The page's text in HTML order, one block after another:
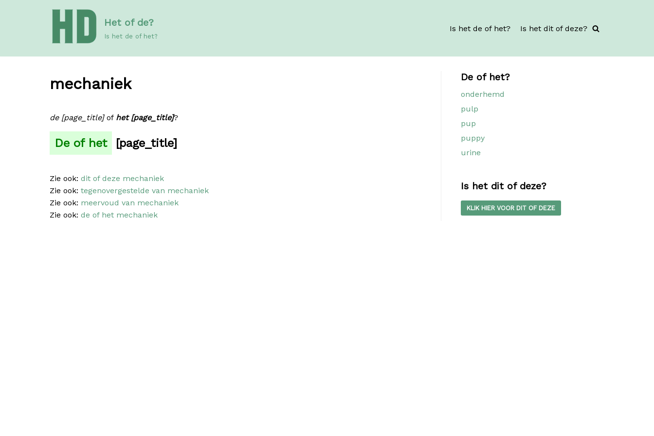
Het of de?
Is het de of het?
Is het de of het? Is het dit of deze?
mechaniek
de [page_title]of het [page_title]?
De of het [page_title]
Zie ook: dit of deze mechaniek
Zie ook: tegenovergestelde van mechaniek
Zie ook: meervoud van mechaniek
Zie ook: de of het mechaniek
De of het?
onderhemd
pulp
pup
puppy
urine
Is het dit of deze?
KLIK HIER VOOR DIT OF DEZE